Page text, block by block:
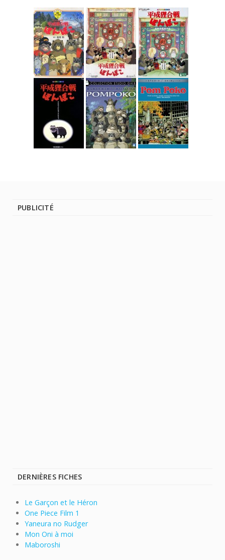
PUBLICITÉ
DERNIÈRES FICHES
Le Garçon et le Héron
One Piece Film 1
Yaneura no Rudger
Mon Oni à moi
Maboroshi